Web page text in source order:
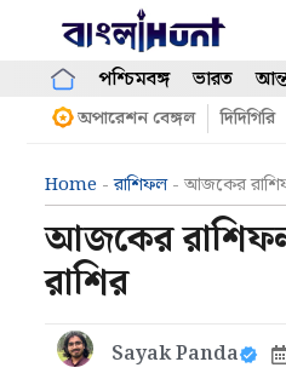
content
পশ্চিমবঙ্গ ভারত
অপারেশন বেঙ্গল দিদিগিরি
Home -রাশিফল- আজকের
আজকের রাশিফল
রাশির
Sayak Panda